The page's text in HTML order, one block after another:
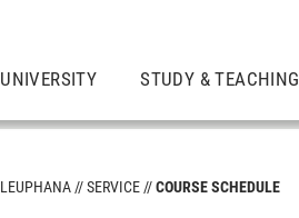
UNIVERSITY STUDY & TEACHING
LEUPHANA SERVICE COURSE SCHEDULE